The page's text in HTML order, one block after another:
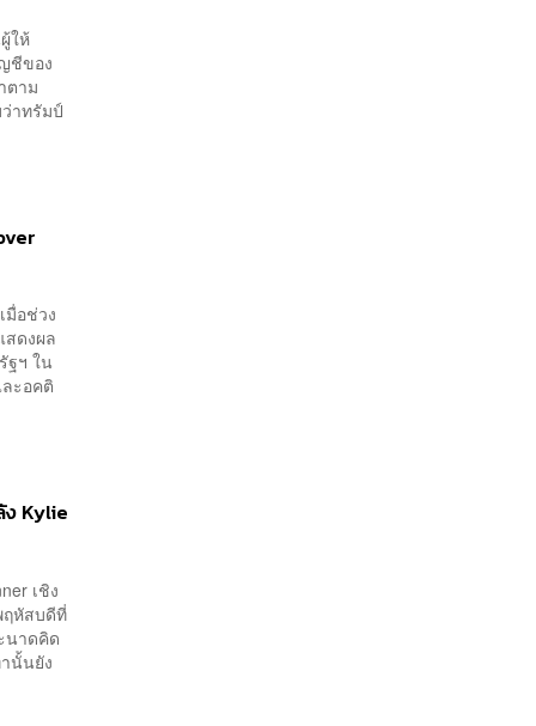
ให้
ชีของ
ตาม
าทรัมป์
มื่อช่วง
สดงผล
ฐฯ ใน
ะอคติ
Kylie
เชิง
ฤหัสบดีที่
นาดคิด
นั้นยัง